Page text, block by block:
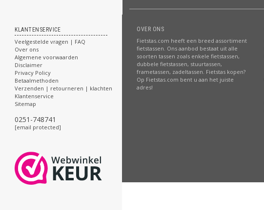
KLANTENSERVICE
Veelgestelde vragen | FAQ
Over ons
Algemene voorwaarden
Disclaimer
Privacy Policy
Betaalmethoden
Verzenden | retourneren | klachten
Klantenservice
Sitemap
0251-748741
[email protected]
OVER ONS
Fietstas.com heeft een breed assortiment
fietstassen. Ons aanbod bestaat uit alle
soorten tassen zoals enkele fietstassen,
dubbele fietstassen, stuurtassen,
frametassen, zadeltassen. Fietstas kopen?
Op Fietstas.com bent u aan het juiste
adres!